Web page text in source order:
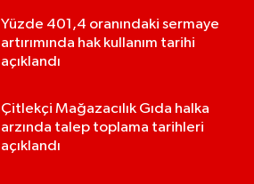
Yüzde 401,4 oranındaki sermaye
artırımında hak kullanım tarihi
açıklandı
Çitlekçi Mağazacılık Gıda halka
arzında talep toplama tarihleri
açıklandı